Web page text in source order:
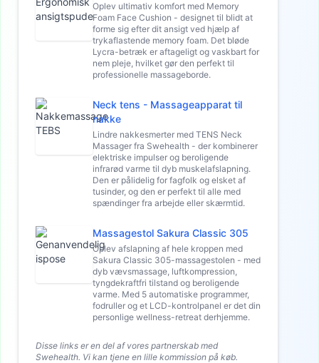
Oplev ultimativ komfort med Memory
Foam Face Cushion - designet til blidt at
forme sig efter dit ansigt ved hjælp af
trykaflastende memory foam. Det bløde
Lycra-betræk er aftageligt og vaskbart for
nem pleje, hvilket gør den perfekt til
professionelle massageborde.
Neck tens - Massageapparat til
nakke
Lindre nakkesmerter med TENS Neck
Massager fra Swehealth - der kombinerer
elektriske impulser og beroligende
infrarød varme til dyb muskelafslapning.
Den er pålidelig for fagfolk og elsket af
tusinder, og den er perfekt til alle med
spændinger fra arbejde eller skærmtid.
Massagestol Sakura Classic 305
Oplev afslapning af hele kroppen med
Sakura Classic 305-massagestolen - med
dyb vævsmassage, luftkompression,
tyngdekraftfri tilstand og beroligende
varme. Med 5 automatiske programmer,
fodruller og et LCD-kontrolpanel er det din
personlige wellness-retreat derhjemme.
Disse links er en del af vores partnerskab med
Swehealth. Vi kan tjene en lille kommission på køb.